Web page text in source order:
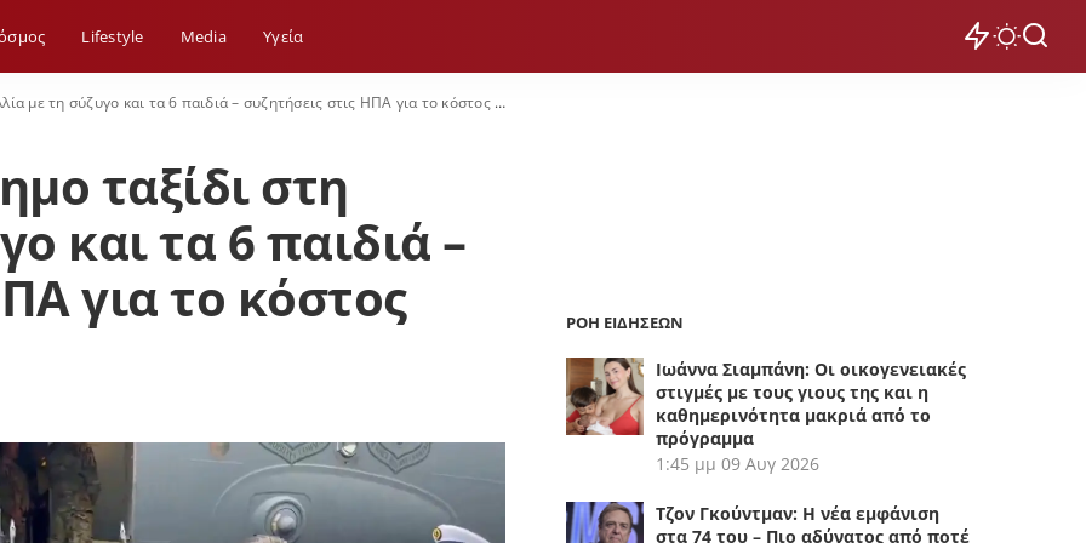
Lifestyle Media Yγεία
τη σύζυγο και τα 6 παιδιά – συζητήσεις στις ΗΠΑ για το κόστος ασφαλείας
ταξίδι στη
και τα 6 παιδιά –
για το κόστος
ΡΟΗ ΕΙΔΗΣΕΩΝ
Ιωάννα Σιαμπάνη: Οι οικογενειακές
στιγμές με τους γιους της και η
καθημερινότητα μακριά από το
πρόγραμμα
1:45 μμ 09 Αυγ 2026
Τζον Γκούντμαν: Η νέα εμφάνιση
στα 74 του – Πιο αδύνατος από ποτέ